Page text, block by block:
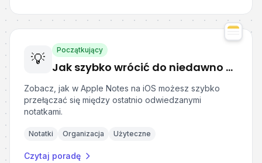
💡
Początkujący
Jak szybko wrócić do niedawno otwartych notatek w Apple Notes na iOS?
Zobacz, jak w Apple Notes na iOS możesz szybko
przełączać się między ostatnio odwiedzanymi
notatkami.
Notatki Organizacja Użyteczne
Czytaj poradę